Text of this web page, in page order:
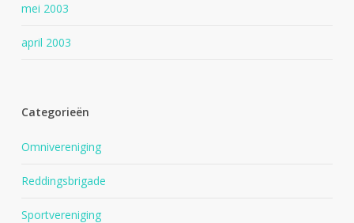
mei 2003
april 2003
Categorieën
Omnivereniging
Reddingsbrigade
Sportvereniging